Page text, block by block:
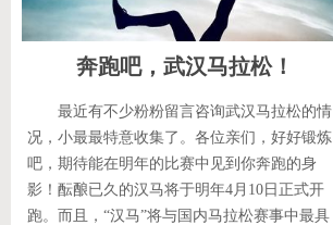
奔跑吧，武汉马拉松！
最近有不少粉粉留言咨询武汉马拉松的情
况，小最最特意收集了。各位亲们，好好锻炼
吧，期待能在明年的比赛中见到你奔跑的身
影！酝酿已久的汉马将于明年4月10日正式开
跑。而且，“汉马”将与国内马拉松赛事中最具